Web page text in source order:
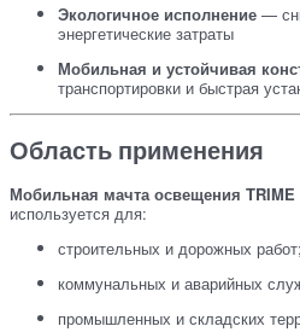
Экологичное исполнение —
энергетические затраты
Мобильная и устойчивая
транспортировки и быстрая
Область применения
Мобильная мачта освещения TRIME
используется для:
строительных и дорожных работ;
коммунальных и аварийных
промышленных и складских